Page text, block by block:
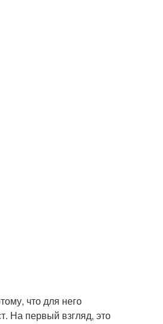
что для него
На первый взгляд, это